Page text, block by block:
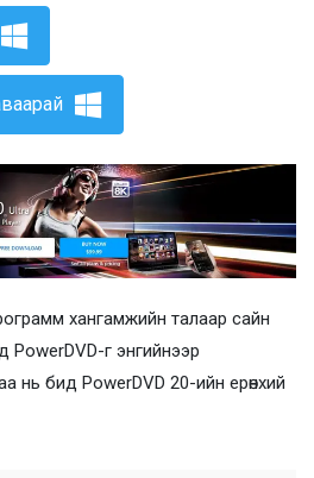
хангамжийн талаар сайн
PowerDVD-г энгийнээр
нь бид PowerDVD 20-ийн ерөнхий